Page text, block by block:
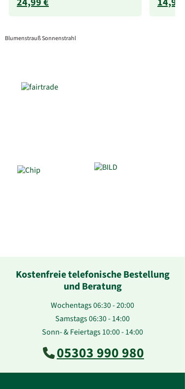
Blumenstrauß Sonnenstrahl
Kostenfreie telefonische Bestellung
und Beratung
Wochentags 06:30 - 20:00
Samstags 06:30 - 14:00
Sonn- & Feiertags 10:00 - 14:00
05303 990 980